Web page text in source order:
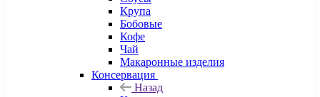
Крупа
Бобовые
Кофе
Чай
Макаронные изделия
Консервация
Назад